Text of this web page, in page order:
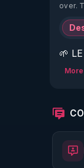
over.
🌱
🌱
More